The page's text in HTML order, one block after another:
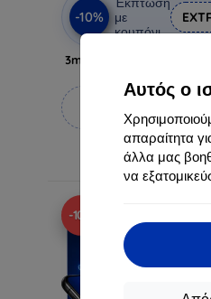
Αυτός ο
απαραίτητα
άλλα μας
να
-10%
με
κουπόνι
3mk Privacy
Κατασκευασμένο
κατά παραγγελία
20,89 €
18,81 €
-10%